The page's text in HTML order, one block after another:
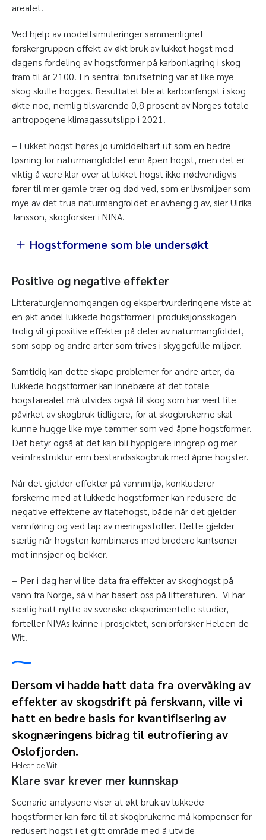
arealet.
Ved hjelp av modellsimuleringer sammenlignet
forskergruppen effekt av økt bruk av lukket hogst med
dagens fordeling av hogstformer på karbonlagring i skog
fram til år 2100. En sentral forutsetning var at like mye
skog skulle hogges. Resultatet ble at karbonfangst i skog
økte noe, nemlig tilsvarende 0,8 prosent av Norges totale
antropogene klimagassutslipp i 2021.
– Lukket hogst høres jo umiddelbart ut som en bedre
løsning for naturmangfoldet enn åpen hogst, men det er
viktig å være klar over at lukket hogst ikke nødvendigvis
fører til mer gamle trær og død ved, som er livsmiljøer som
mye av det trua naturmangfoldet er avhengig av, sier Ulrika
Jansson, skogforsker i NINA.
Hogstformene som ble undersøkt
Lukkede hogstformer
Positive og negative effekter
Litteraturgjennomgangen og ekspertvurderingene viste at
en økt andel lukkede hogstformer i produksjonsskogen
trolig vil gi positive effekter på deler av naturmangfoldet,
som sopp og andre arter som trives i skyggefulle miljøer.
Samtidig kan dette skape problemer for andre arter, da
lukkede hogstformer kan innebære at det totale
hogstarealet må utvides også til skog som har vært lite
påvirket av skogbruk tidligere, for at skogbrukerne skal
kunne hugge like mye tømmer som ved åpne hogstformer.
Det betyr også at det kan bli hyppigere inngrep og mer
veiinfrastruktur enn bestandsskogbruk med åpne hogster.
Når det gjelder effekter på vannmiljø, konkluderer
forskerne med at lukkede hogstformer kan redusere de
negative effektene av flatehogst, både når det gjelder
vannføring og ved tap av næringsstoffer. Dette gjelder
særlig når hogsten kombineres med bredere kantsoner
mot innsjøer og bekker.
− Per i dag har vi lite data fra effekter av skoghogst på
vann fra Norge, så vi har basert oss på litteraturen. Vi har
særlig hatt nytte av svenske eksperimentelle studier,
forteller NIVAs kvinne i prosjektet, seniorforsker Heleen de
Wit.
Dersom vi hadde hatt data fra overvåking av
effekter av skogsdrift på ferskvann, ville vi
hatt en bedre basis for kvantifisering av
skognæringens bidrag til eutrofiering av
Oslofjorden.
Heleen de Wit
Klare svar krever mer kunnskap
Scenarie-analysene viser at økt bruk av lukkede
hogstformer kan føre til at skogbrukerne må kompenser for
redusert hogst i et gitt område med å utvide